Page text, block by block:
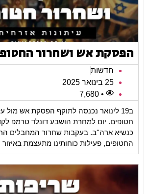
הפסקת אש ושחרור
חדשות
25 בינואר 2025
• 7,680
ב19 לינואר נכנסה לתוקף הפסקת אש
חטופים. יום למחרת הושבע דונלד טרמפ
כנשיא ארה''ב. בעקבות שחרור המחבלים
החטופים, פעילות כוחותינו מתעצמת באיזור